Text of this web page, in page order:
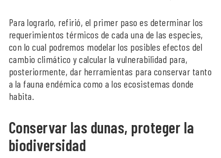
Para lograrlo, refirió, el primer paso es determinar los
requerimientos térmicos de cada una de las especies,
con lo cual podremos modelar los posibles efectos del
cambio climático y calcular la vulnerabilidad para,
posteriormente, dar herramientas para conservar tanto
a la fauna endémica como a los ecosistemas donde
habita.
Conservar las dunas, proteger la
biodiversidad